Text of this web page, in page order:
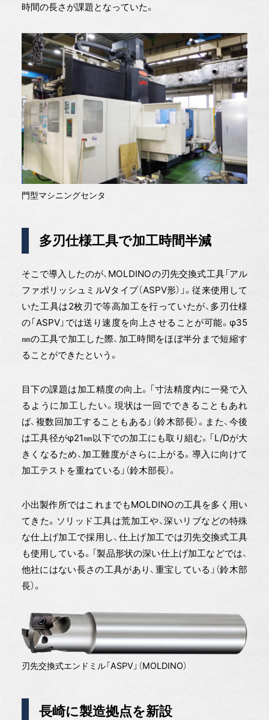
時間の長さが課題となっていた。
門型マシニングセンタ
多刃仕様工具で加工時間半減
そこで導入したのが、MOLDINOの刃先交換式工具「アル
ファポリッシュミルVタイプ（ASPV形）」。従来使用して
いた工具は2枚刃で等高加工を行っていたが、多刃仕様
の「ASPV」では送り速度を向上させることが可能。φ35
㎜の工具で加工した際、加工時間をほぼ半分まで短縮す
ることができたという。
目下の課題は加工精度の向上。「寸法精度内に一発で入
るように加工したい。現状は一回でできることもあれ
ば、複数回加工することもある」（鈴木部長）。また、今後
は工具径がφ21㎜以下での加工にも取り組む。「L/Dが大
きくなるため、加工難度がさらに上がる。導入に向けて
加工テストを重ねている」（鈴木部長）。
小出製作所ではこれまでもMOLDINOの工具を多く用い
てきた。ソリッド工具は荒加工や、深いリブなどの特殊
な仕上げ加工で採用し、仕上げ加工では刃先交換式工具
も使用している。「製品形状の深い仕上げ加工などでは、
他社にはない長さの工具があり、重宝している」（鈴木部
長）。
刃先交換式エンドミル「ASPV」（MOLDINO）
長崎に製造拠点を新設